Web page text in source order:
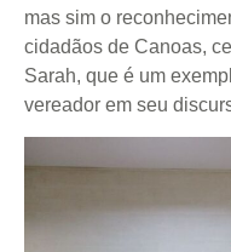
mas sim o
cidadãos de Canoas,
Sarah, que é um
vereador em seu